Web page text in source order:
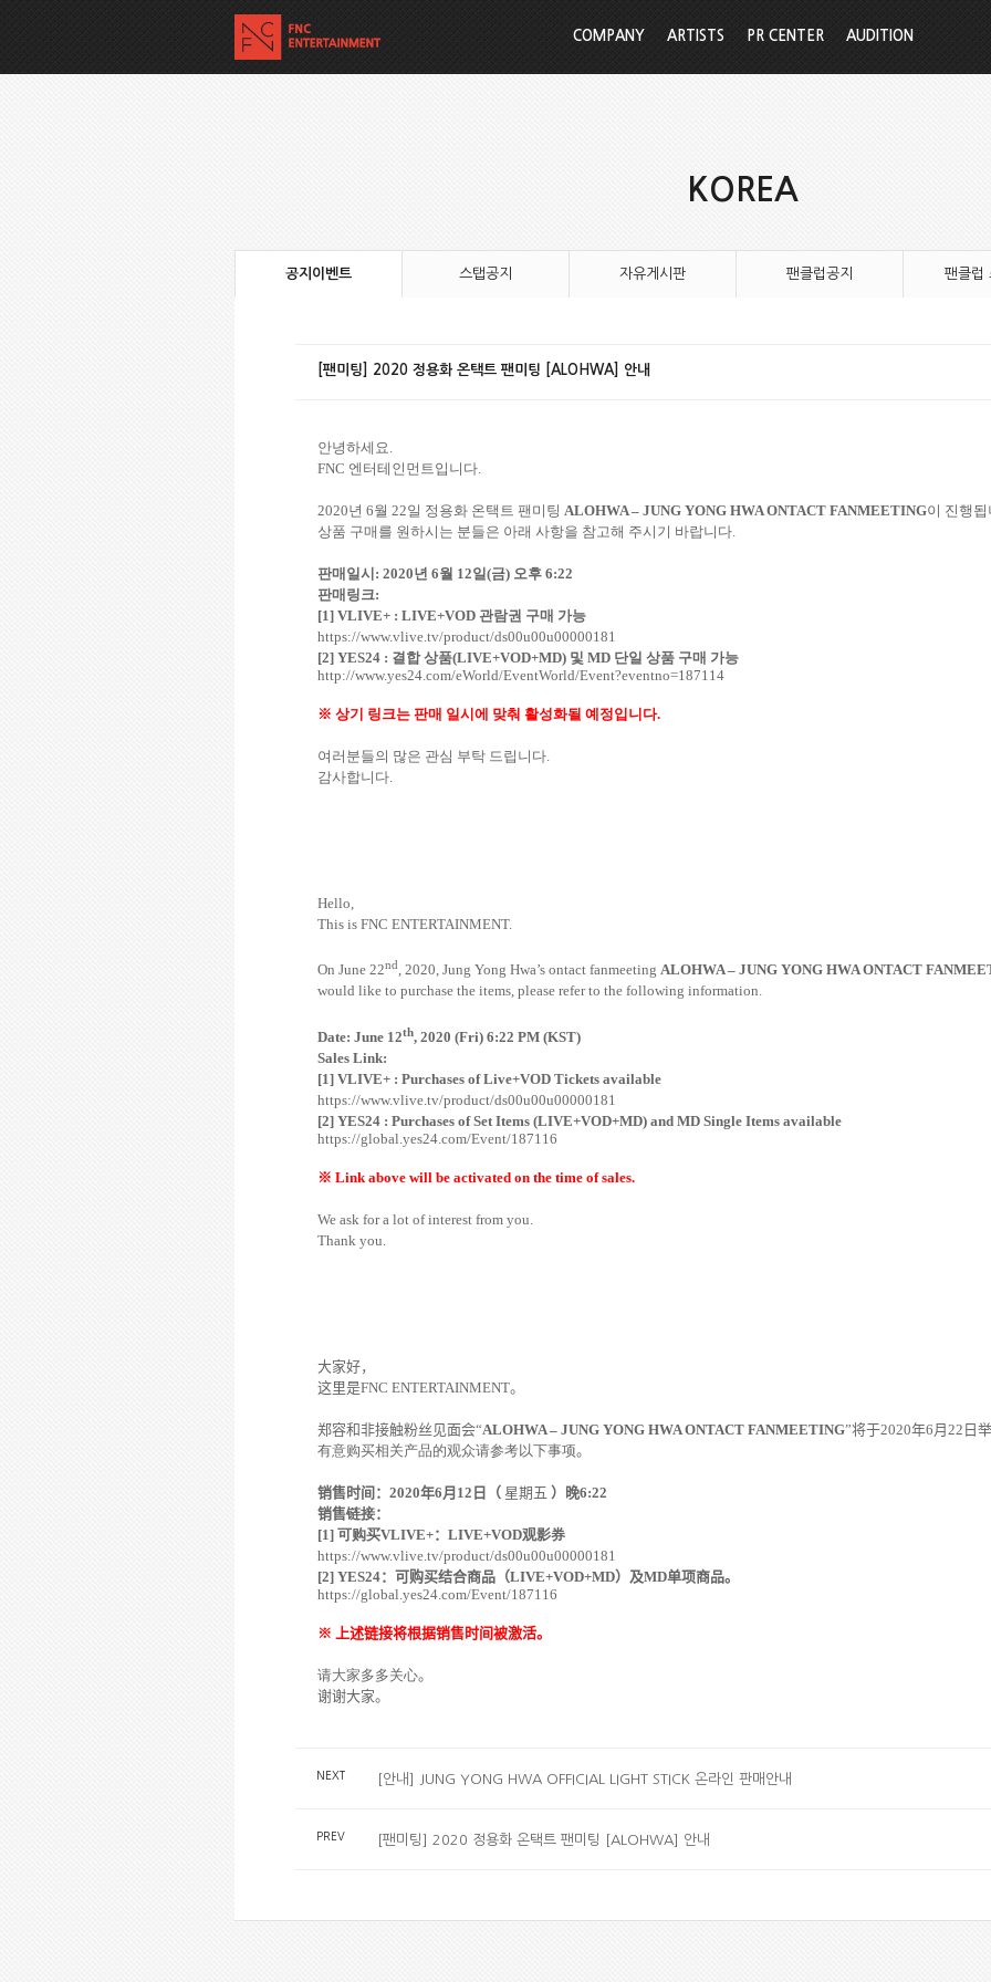
COMPANY ARTISTS PR CENTER AUDITION
KOREA
공지이벤트 스탭공지 자유게시판 팬클럽공지 팬클럽
[팬미팅] 2020 정용화 온택트 팬미팅 [ALOHWA] 안내
안녕하세요.
FNC 엔터테인먼트입니다.
2020년 6월 22일 정용화 온택트 팬미팅 ALOHWA – JUNG YONG HWA ONTACT FANMEETING이 진행
상품 구매를 원하시는 분들은 아래 사항을 참고해 주시기 바랍니다.
판매일시 : 2020년 6월 12일(금) 오후 6:22
판매링크:
[1] VLIVE+ : LIVE+VOD 관람권 구매 가능
https://www.vlive.tv/product/ds00u00u00000181
[2] YES24 : 결합 상품(LIVE+VOD+MD) 및 MD 단일 상품 구매 가능
http://www.yes24.com/eWorld/EventWorld/Event?eventno=187114
※ 상기 링크는 판매 일시에 맞춰 활성화될 예정입니다.
여러분들의 많은 관심 부탁 드립니다.
감사합니다.
Hello,
This is FNC ENTERTAINMENT.
On June 22nd, 2020, Jung Yong Hwa’s ontact fanmeeting ALOHWA – JUNG YONG HWA ONTACT
would like to purchase the items, please refer to the following information.
Date: June 12th, 2020 (Fri) 6:22 PM (KST)
Sales Link:
[1] VLIVE+ : Purchases of Live+VOD Tickets available
https://www.vlive.tv/product/ds00u00u00000181
[2] YES24 : Purchases of Set Items (LIVE+VOD+MD) and MD Single Items available
https://global.yes24.com/Event/187116
※ Link above will be activated on the time of sales.
We ask for a lot of interest from you.
Thank you.
大家好，
这里是FNC ENTERTAINMENT。
郑容和非接触粉丝见面会“ALOHWA – JUNG YONG HWA ONTACT FANMEETING”将于2020年6 月 22 日
有意购买相关产品的观众请参考以下事项。
销售时间： 2020年6 月12 日（ 星期五 ）晚6:22
销售链接：
[1] 可购买VLIVE+： LIVE+VOD观影券
https://www.vlive.tv/product/ds00u00u00000181
[2] YES24：可购买结合商品 （LIVE+VOD+MD）及MD单项商品。
https://global.yes24.com/Event/187116
※ 上述链接将根据销售时间被激活。
请大家多多关心。
谢谢大家。
NEXT [안내] JUNG YONG HWA OFFICIAL LIGHT STICK 온라인 판매안내
PREV [팬미팅] 2020 정용화 온택트 팬미팅 [ALOHWA] 안내